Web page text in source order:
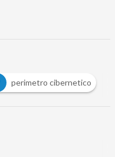
perimetro cibernetico